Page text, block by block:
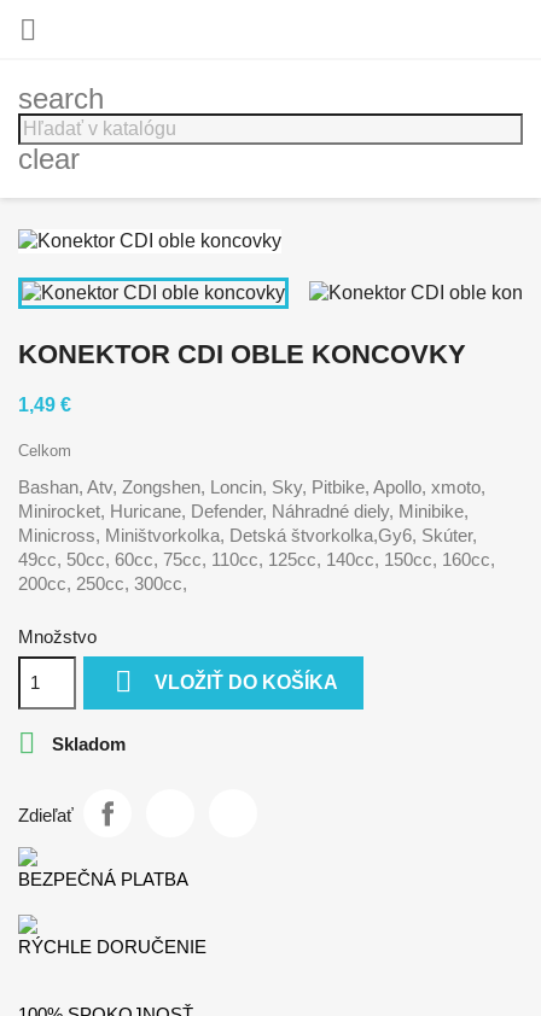

search
clear
KONEKTOR CDI OBLE KONCOVKY
1,49 €
Celkom
Bashan, Atv, Zongshen, Loncin, Sky, Pitbike, Apollo, xmoto,
Minirocket, Huricane, Defender, Náhradné diely, Minibike,
Minicross, Miništvorkolka, Detská štvorkolka,Gy6, Skúter,
49cc, 50cc, 60cc, 75cc, 110cc, 125cc, 140cc, 150cc, 160cc,
200cc, 250cc, 300cc,
Množstvo
 VLOŽIŤ DO KOŠÍKA
 Skladom
Zdieľať
BEZPEČNÁ PLATBA
RÝCHLE DORUČENIE